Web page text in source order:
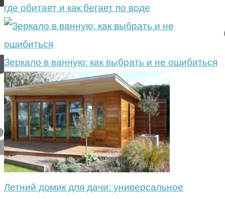
где обитает и как бегает по воде
Зеркало в ванную: как выбрать и не ошибиться
Летний домик для дачи: универсальное